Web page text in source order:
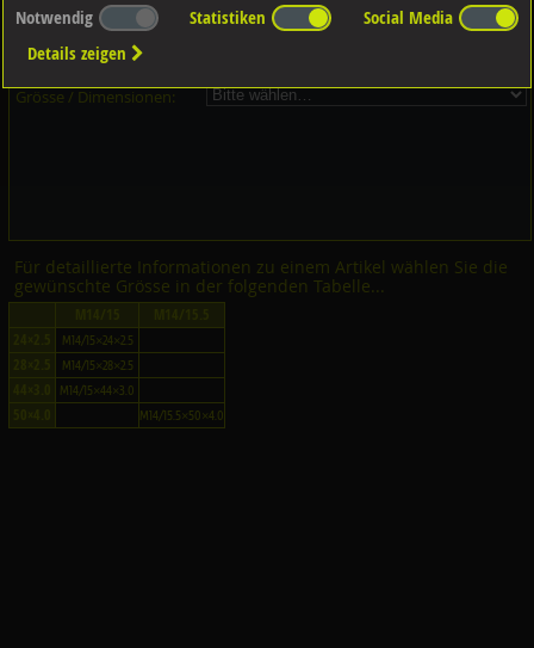
Dieser Artikel ist in 4 Grössen erhältlich - Bitte wählen Sie...
Artikel-Nr.:
Verpackungs-Einheit:
Grösse / Dimensionen:
Für detaillierte Informationen zu einem Artikel wählen Sie die
gewünschte Grösse in der folgenden Tabelle...
M14/15×24×2.5
M14/15×28×2.5
M14/15×44×3.0
M14/15.5×50×4.0
Notwendig Statistiken
Social Media
Details zeigen